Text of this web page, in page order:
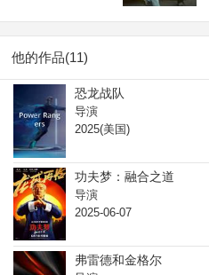
他的作品(11)
恐龙战队
导演
2025(美国)
功夫梦：融合之道
导演
2025-06-07
弗雷德和金格尔